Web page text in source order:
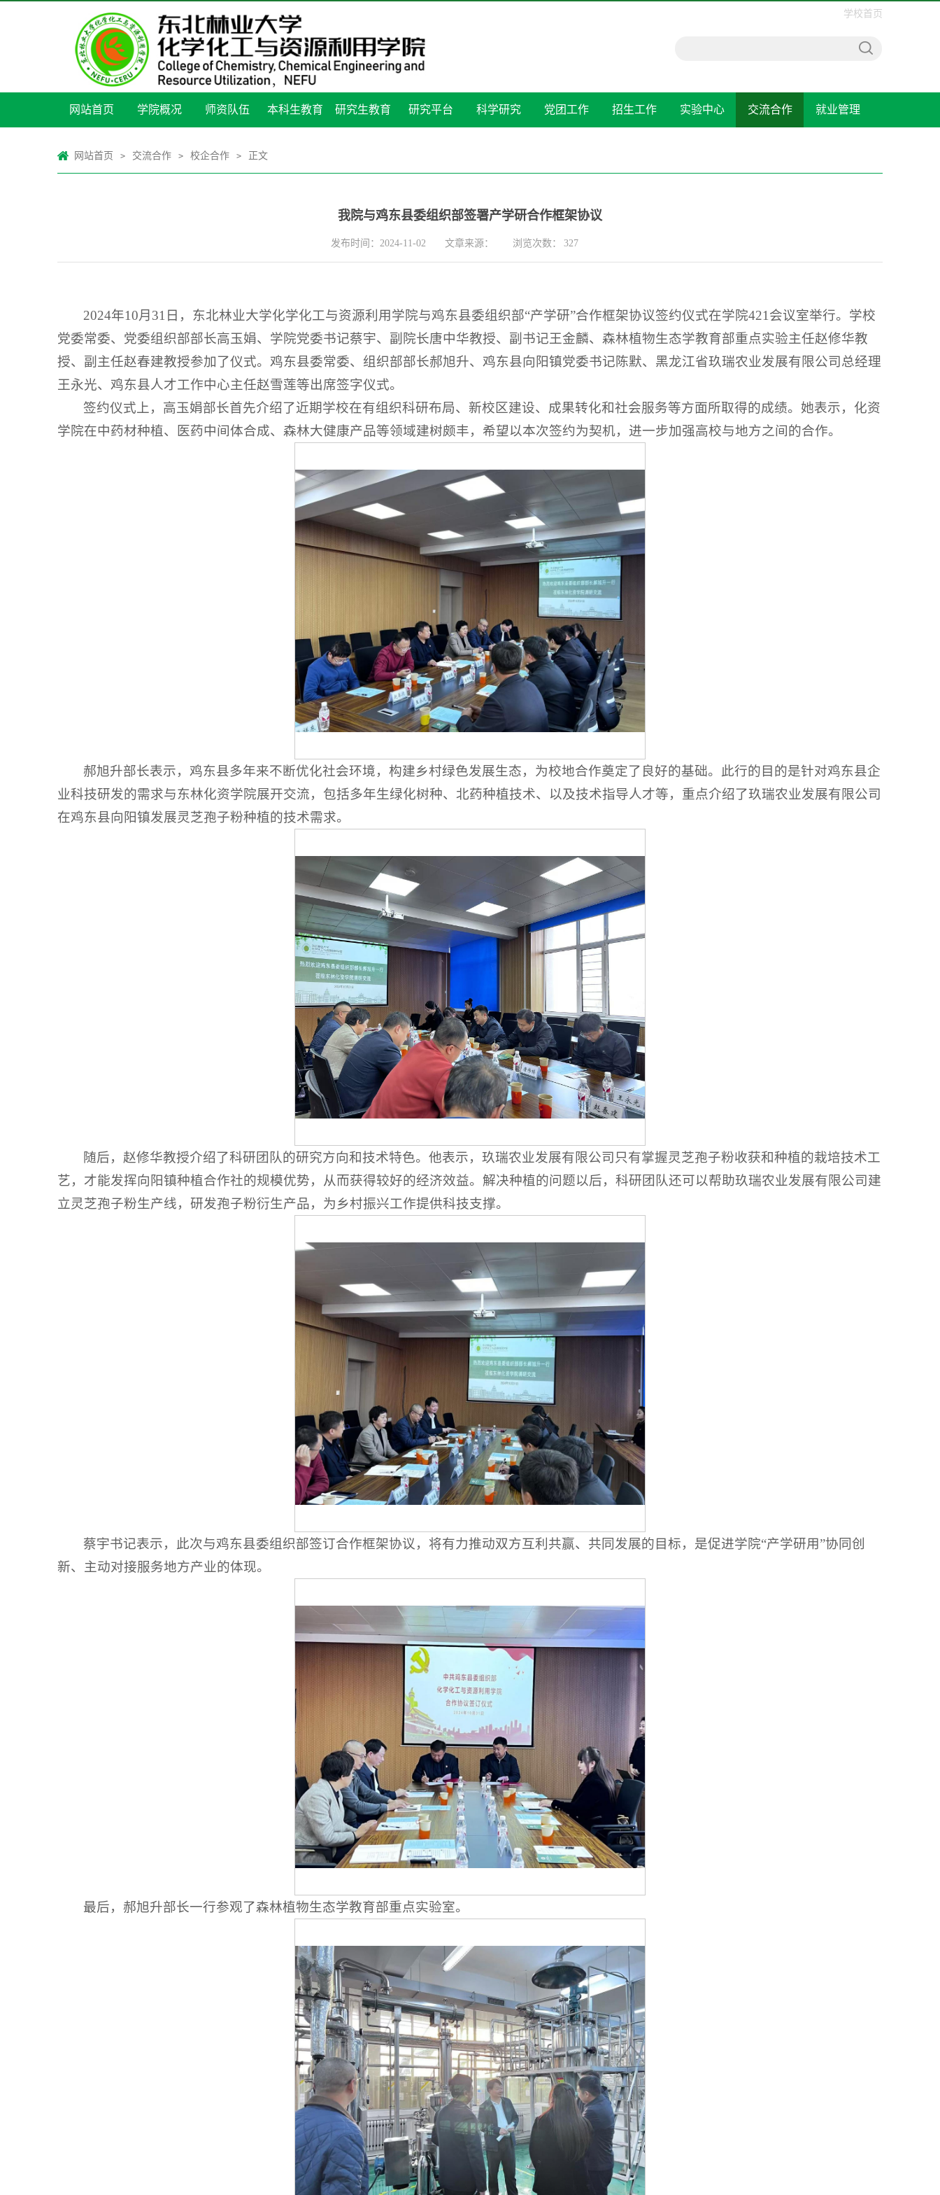
学校首页
网站首页 学院概况 师资队伍 本科生教育 研究生教育 研究平台 科学研究 党团工作 招生工作 实验中心 交流合作 就业管理
网站首页 > 交流合作 > 校企合作 > 正文
我院与鸡东县委组织部签署产学研合作框架协议
发布时间：2024-11-02 文章来源： 浏览次数： 327
2024年10月31日，东北林业大学化学化工与资源利用学院与鸡东县委组织部“产学研”合作框架协议签约仪式在学院421会议室举行。学校
党委常委、党委组织部部长高玉娟、学院党委书记蔡宇、副院长唐中华教授、副书记王金麟、森林植物生态学教育部重点实验主任赵修华教
授、副主任赵春建教授参加了仪式。鸡东县委常委、组织部部长郝旭升、鸡东县向阳镇党委书记陈默、黑龙江省玖瑞农业发展有限公司总经理
王永光、鸡东县人才工作中心主任赵雪莲等出席签字仪式。
签约仪式上，高玉娟部长首先介绍了近期学校在有组织科研布局、新校区建设、成果转化和社会服务等方面所取得的成绩。她表示，化资
学院在中药材种植、医药中间体合成、森林大健康产品等领域建树颇丰，希望以本次签约为契机，进一步加强高校与地方之间的合作。
郝旭升部长表示，鸡东县多年来不断优化社会环境，构建乡村绿色发展生态，为校地合作奠定了良好的基础。此行的目的是针对鸡东县企
业科技研发的需求与东林化资学院展开交流，包括多年生绿化树种、北药种植技术、以及技术指导人才等，重点介绍了玖瑞农业发展有限公司
在鸡东县向阳镇发展灵芝孢子粉种植的技术需求。
随后，赵修华教授介绍了科研团队的研究方向和技术特色。他表示，玖瑞农业发展有限公司只有掌握灵芝孢子粉收获和种植的栽培技术工
艺，才能发挥向阳镇种植合作社的规模优势，从而获得较好的经济效益。解决种植的问题以后，科研团队还可以帮助玖瑞农业发展有限公司建
立灵芝孢子粉生产线，研发孢子粉衍生产品，为乡村振兴工作提供科技支撑。
蔡宇书记表示，此次与鸡东县委组织部签订合作框架协议，将有力推动双方互利共赢、共同发展的目标，是促进学院“产学研用”协同创
新、主动对接服务地方产业的体现。
最后，郝旭升部长一行参观了森林植物生态学教育部重点实验室。